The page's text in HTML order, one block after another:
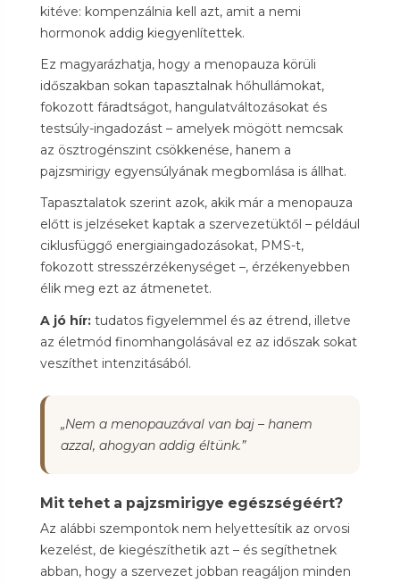
kitéve: kompenzálnia kell azt, amit a nemi
hormonok addig kiegyenlítettek.
Ez magyarázhatja, hogy a menopauza körüli
időszakban sokan tapasztalnak hőhullámokat,
fokozott fáradtságot, hangulatváltozásokat és
testsúly-ingadozást – amelyek mögött nemcsak
az ösztrogénszint csökkenése, hanem a
pajzsmirigy egyensúlyának megbomlása is állhat.
Tapasztalatok szerint azok, akik már a menopauza
előtt is jelzéseket kaptak a szervezetüktől – például
ciklusfüggő energiaingadozásokat, PMS-t,
fokozott stresszérzékenységet –, érzékenyebben
élik meg ezt az átmenetet.
A jó hír: tudatos figyelemmel és az étrend, illetve
az életmód finomhangolásával ez az időszak sokat
veszíthet intenzitásából.
„Nem a menopauzával van baj – hanem
azzal, ahogyan addig éltünk.”
Mit tehet a pajzsmirigye egészségéért?
Az alábbi szempontok nem helyettesítik az orvosi
kezelést, de kiegészíthetik azt – és segíthetnek
abban, hogy a szervezet jobban reagáljon minden